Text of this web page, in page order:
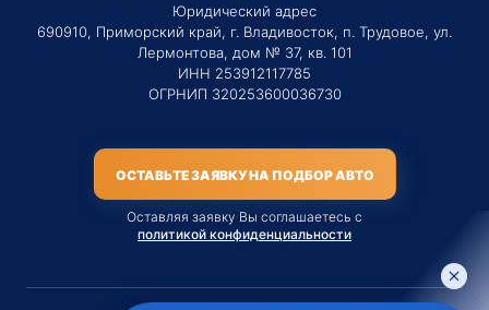
Юридический адрес
690910, Приморский край, г. Владивосток, п. Трудовое, ул.
Лермонтова, дом № 37, кв. 101
ИНН 253912117785
ОГРНИП 320253600036730
ОСТАВЬТЕ ЗАЯВКУ НА ПОДБОР АВТО
Оставляя заявку Вы соглашаетесь с
политикой конфиденциальности